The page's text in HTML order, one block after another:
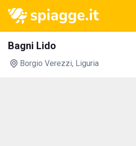
Bagni Lido
Borgio Verezzi, Liguria